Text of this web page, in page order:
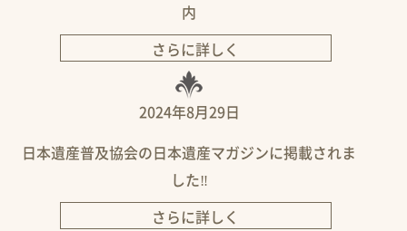
内
さらに詳しく
2024年8月29日
日本遺産普及協会の日本遺産マガジンに掲載されま
した‼
さらに詳しく